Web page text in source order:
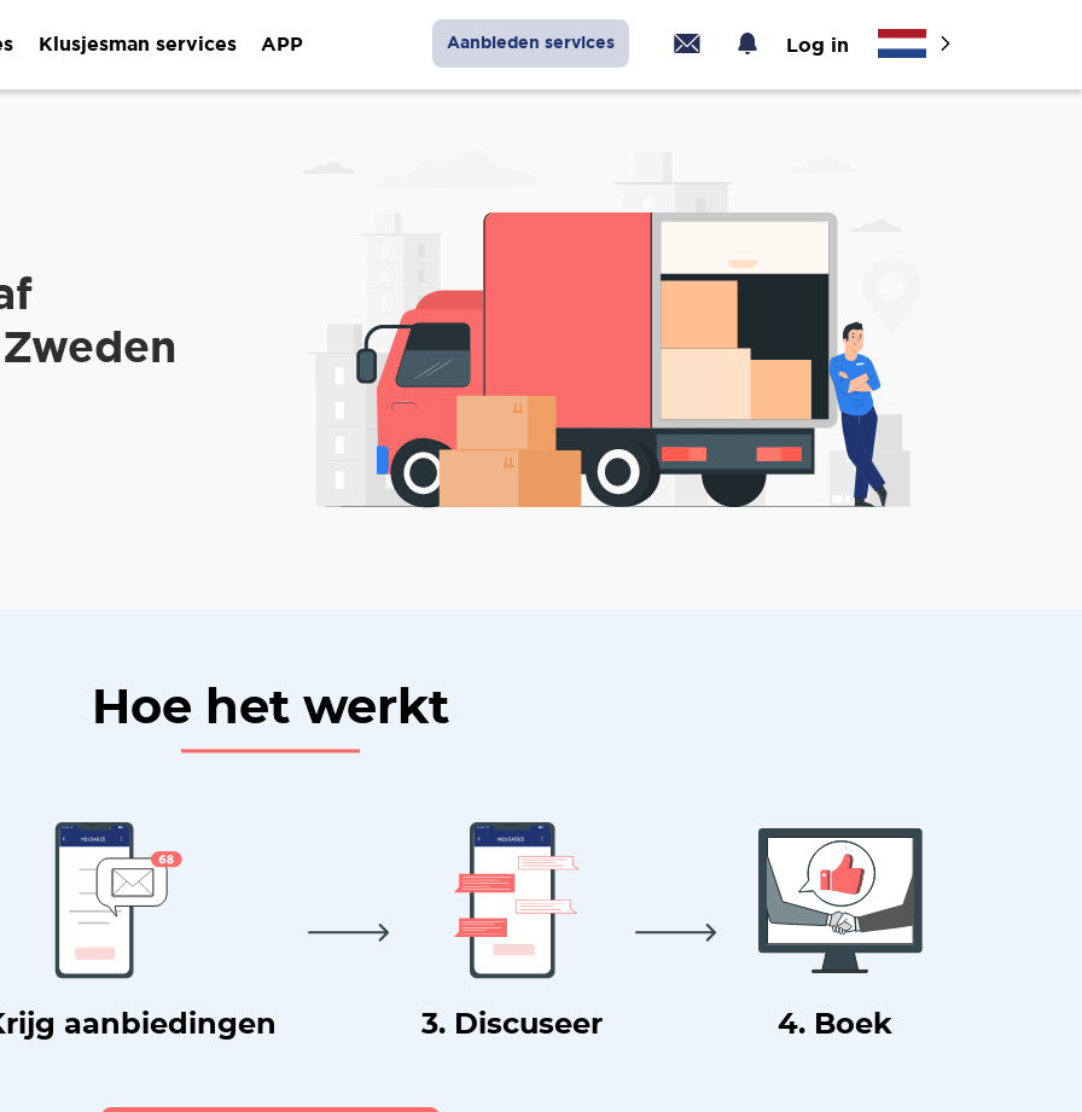
Klusjesman services APP Aanbieden services Log in
Hoe het werkt
aanbiedingen 3. Discuseer 4. Boek